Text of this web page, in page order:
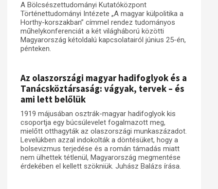
Dokumentumok
A trianoni szerződés
Műhelymunkák
A Bölcsészettudományi Kutatóközpont
Történettudományi Intézete „A magyar külpolitika a
Horthy-korszakban” címmel rendez tudományos
műhelykonferenciát a két világháború közötti
Magyarország kétoldalú kapcsolatairól június 25-én,
pénteken.
Az olaszországi magyar hadifoglyok és a
Tanácsköztársaság: vágyak, tervek – és
ami lett belőlük
1919 májusában osztrák-magyar hadifoglyok kis
csoportja egy búcsúlevelet fogalmazott meg,
mielőtt otthagyták az olaszországi munkaszázadot.
Levelükben azzal indokolták a döntésüket, hogy a
bolsevizmus terjedése és a román támadás miatt
nem ülhettek tétlenül, Magyarország megmentése
érdekében el kellett szökniük. Juhász Balázs írása.